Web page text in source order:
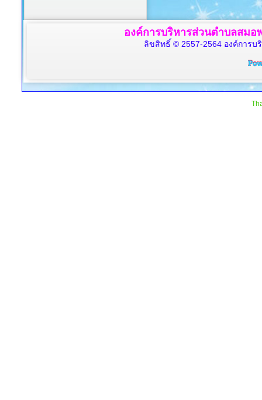
องค์การบริหารส่วนตำบลสมอ
ลิขสิทธิ์ © 2557-2564 องค์การ